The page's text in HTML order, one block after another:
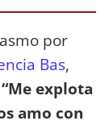
por
Bas,
“Me explota
amo con